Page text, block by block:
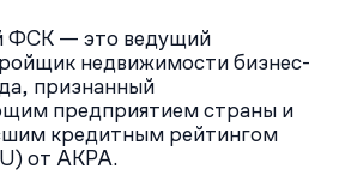
ФСК — это ведущий
недвижимости бизнес-
признанный
предприятием страны и
кредитным рейтингом
от АКРА.